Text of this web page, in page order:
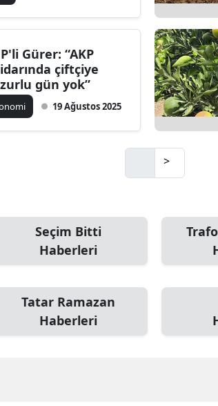
Gürer: “AKP
çiftçiye
gün yok”
19 Ağustos 2025
>
Seçim Bitti
Haberleri
Tatar Ramazan
Haberleri